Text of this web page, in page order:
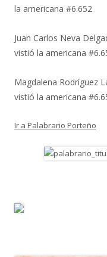
la americana #6.652
Juan Carlos Neva
vistió la americana
Magdalena Rodríguez
vistió la americana
Ir a Palabrario Porteño